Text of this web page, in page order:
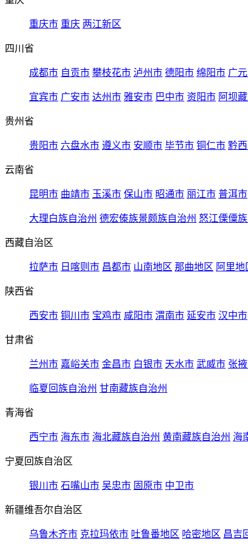
重庆市 重庆 两江新区
四川省
成都市 自贡市 攀枝花市 泸州市 德阳市 绵阳市 广
宜宾市 广安市 达州市 雅安市 巴中市 资阳市 阿坝
贵州省
贵阳市 六盘水市 遵义市 安顺市 毕节市 铜仁市 黔
云南省
昆明市 曲靖市 玉溪市 保山市 昭通市 丽江市 普洱市
大理白族自治州 德宏傣族景颇族自治州 怒江傈僳
西藏自治区
拉萨市 日喀则市 昌都市 山南地区 那曲地区 阿里地
陕西省
西安市 铜川市 宝鸡市 咸阳市 渭南市 延安市 汉中市
甘肃省
兰州市 嘉峪关市 金昌市 白银市 天水市 武威市 张
临夏回族自治州 甘南藏族自治州
青海省
西宁市 海东市 海北藏族自治州 黄南藏族自治州 海
宁夏回族自治区
银川市 石嘴山市 吴忠市 固原市 中卫市
新疆维吾尔自治区
乌鲁木齐市 克拉玛依市 吐鲁番地区 哈密地区 昌吉